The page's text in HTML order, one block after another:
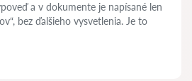
a v dokumente je napísané len
bez ďalšieho vysvetlenia. Je to